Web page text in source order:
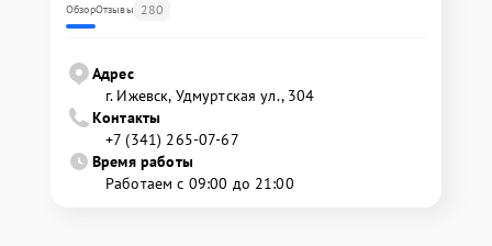
ОбзорОтзывы 280
Адрес
г. Ижевск, Удмуртская ул., 304
Контакты
+7 (341) 265-07-67
Время работы
Работаем с 09:00 до 21:00